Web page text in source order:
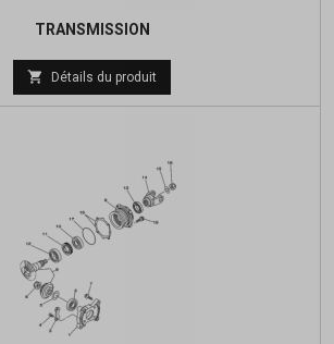
TRANSMISSION
 Détails du produit